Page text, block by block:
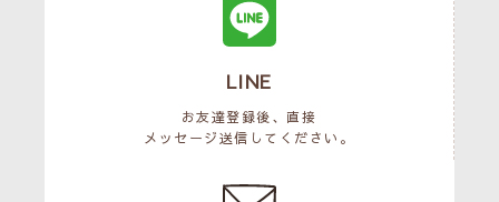
LINE
お友達登録後、直接
メッセージ送信してください。